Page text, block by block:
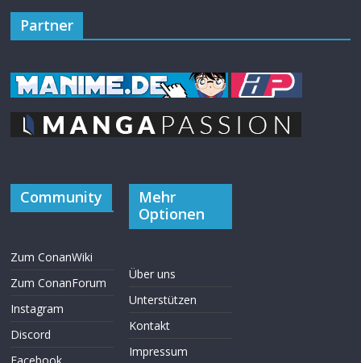
Partner
Community
Zum ConanWiki
Zum ConanForum
Instagram
Discord
Facebook
Mehr
Optionen
Über uns
Unterstützen
Kontakt
Impressum